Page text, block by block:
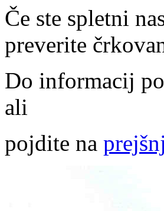
Če ste spletni
preverite
Do informacij
ali
pojdite na